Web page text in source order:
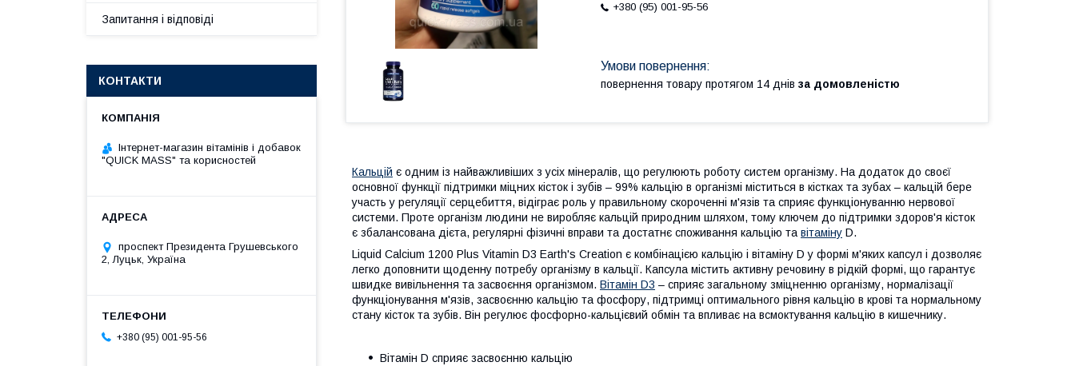
+380 (95) 001-95-56
повернення товару протягом 14 днів за домовленістю
Кальцій є одним із найважливіших з усіх мінералів, що регулюють роботу систем організму. На додаток до своєї
основної функції підтримки міцних кісток і зубів – 99% кальцію в організмі міститься в кістках та зубах – кальцій бере
участь у регуляції серцебиття, відіграє роль у правильному скороченні м'язів та сприяє функціонуванню нервової
системи. Проте організм людини не виробляє кальцій природним шляхом, тому ключем до підтримки здоров'я кісток
є збалансована дієта, регулярні фізичні вправи та достатнє споживання кальцію та вітаміну D.
Liquid Calcium 1200 Plus Vitamin D3 Earth's Creation є комбінацією кальцію і вітаміну D у формі м'яких капсул і дозволяє
легко доповнити щоденну потребу організму в кальції. Капсула містить активну речовину в рідкій формі, що гарантує
швидке вивільнення та засвоєння організмом. Вітамін D3 – сприяє загальному зміцненню організму, нормалізації
функціонування м'язів, засвоєнню кальцію та фосфору, підтримці оптимального рівня кальцію в крові та нормальному
стану кісток та зубів. Він регулює фосфорно-кальцієвий обмін та впливає на всмоктування кальцію в кишечнику.
Вітамін D сприяє засвоєнню кальцію
Запитання і відповіді
КОНТАКТИ
Інтернет-магазин вітамінів і добавок
"QUICK MASS" та корисностей
проспект Президента Грушевського
2, Луцьк, Україна
+380 (95) 001-95-56